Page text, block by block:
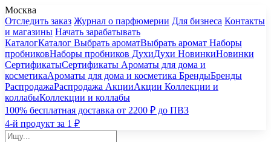
Москва
Отследить заказ Журнал о парфюмерии Для бизнеса Контакты
и магазины Начать зарабатывать
КаталогКаталог Выбрать ароматВыбрать аромат Наборы
пробниковНаборы пробников ДухиДухи НовинкиНовинки
СертификатыСертификаты Ароматы для дома и
косметикаАроматы для дома и косметика БрендыБренды
РаспродажаРаспродажа АкцииАкции Коллекции и
коллабыКоллекции и коллабы
100% бесплатная доставка от 2200 ₽ до ПВЗ
4-й продукт за 1 ₽